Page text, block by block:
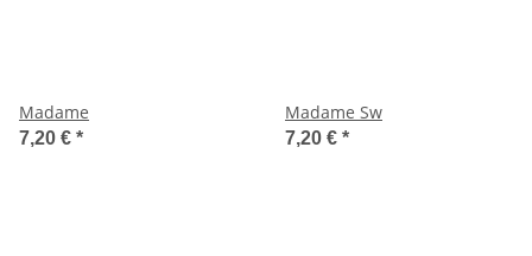
Madame
7,20 € *
Madame Sw
7,20 € *